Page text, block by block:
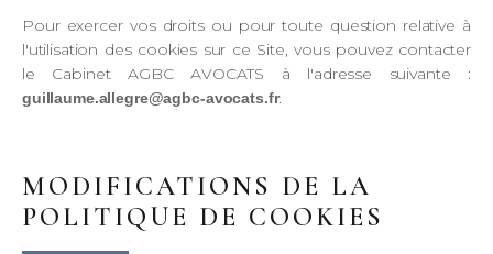
Pour exercer vos droits ou pour toute question relative à
l'utilisation des cookies sur ce Site, vous pouvez contacter
le Cabinet AGBC AVOCATS à l'adresse suivante :
guillaume.allegre@agbc-avocats.fr.
MODIFICATIONS DE LA
POLITIQUE DE COOKIES